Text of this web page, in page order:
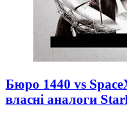
Бюро 1440 vs
власні аналоги